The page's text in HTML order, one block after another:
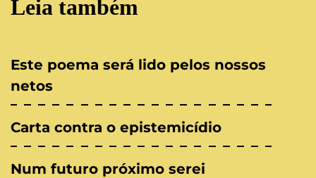
Leia também
Este poema será lido pelos nossos
netos
Carta contra o epistemicídio
Num futuro próximo serei